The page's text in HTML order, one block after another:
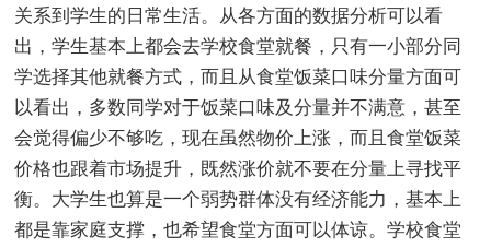
关系到学生的日常生活。从各方面的数据分析可以看
出，学生基本上都会去学校食堂就餐，只有一小部分同
学选择其他就餐方式，而且从食堂饭菜口味分量方面可
以看出，多数同学对于饭菜口味及分量并不满意，甚至
会觉得偏少不够吃，现在虽然物价上涨，而且食堂饭菜
价格也跟着市场提升，既然涨价就不要在分量上寻找平
衡。大学生也算是一个弱势群体没有经济能力，基本上
都是靠家庭支撑，也希望食堂方面可以体谅。学校食堂